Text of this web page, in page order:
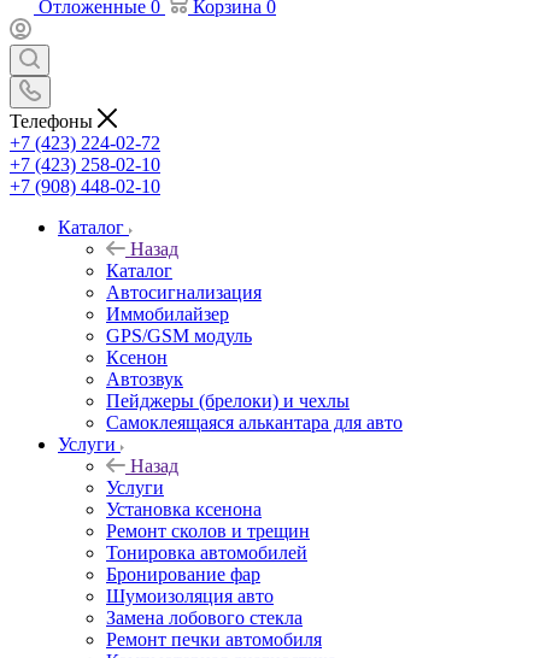
Отложенные 0 Корзина 0
Телефоны
+7 (423) 224-02-72
+7 (423) 258-02-10
+7 (908) 448-02-10
Каталог
Назад
Каталог
Автосигнализация
Иммобилайзер
GPS/GSM модуль
Ксенон
Автозвук
Пейджеры (брелоки) и чехлы
Самоклеящаяся алькантара для авто
Услуги
Назад
Услуги
Установка ксенона
Ремонт сколов и трещин
Тонировка автомобилей
Бронирование фар
Шумоизоляция авто
Замена лобового стекла
Ремонт печки автомобиля